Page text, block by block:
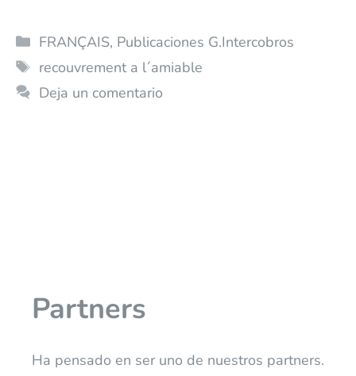
FRANÇAIS, Publicaciones G.Intercobros
recouvrement a l´amiable
Deja un comentario
Partners
Ha pensado en ser uno de nuestros partners.